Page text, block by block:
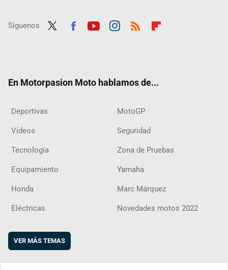
Síguenos
En Motorpasion Moto hablamos de...
Deportivas MotoGP
Vídeos Seguridad
Tecnología Zona de Pruebas
Equipamiento Yamaha
Honda Marc Márquez
Eléctricas Novedades motos 2022
VER MÁS TEMAS